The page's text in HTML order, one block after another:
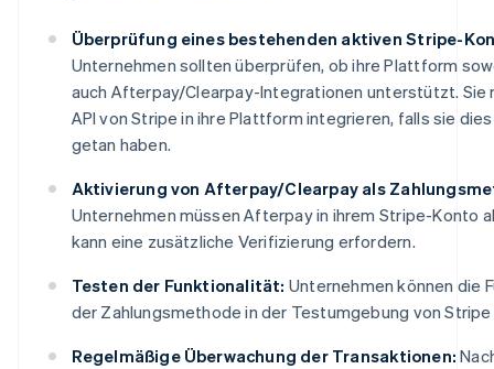
Überprüfung eines bestehenden aktiven Stripe-
Unternehmen sollten überprüfen, ob ihre Plattform
auch Afterpay/Clearpay-Integrationen unterstützt. Sie
API von Stripe in ihre Plattform integrieren, falls sie
getan haben.
Aktivierung von Afterpay/Clearpay als
Unternehmen müssen Afterpay in ihrem Stripe-Konto
kann eine zusätzliche Verifizierung erfordern.
Testen der Funktionalität: Unternehmen können die
der Zahlungsmethode in der Testumgebung von
Regelmäßige Überwachung der Transaktionen: